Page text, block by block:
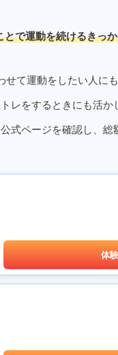
とで運動を続けるきっ
て運動をしたい人にも
レをするときにも活か
式ページを確認し、総
体